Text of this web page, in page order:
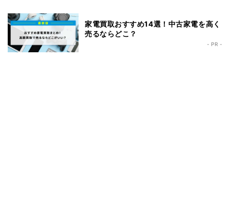
家電買取おすすめ14選！中古家電を高く
売るならどこ？
- PR -